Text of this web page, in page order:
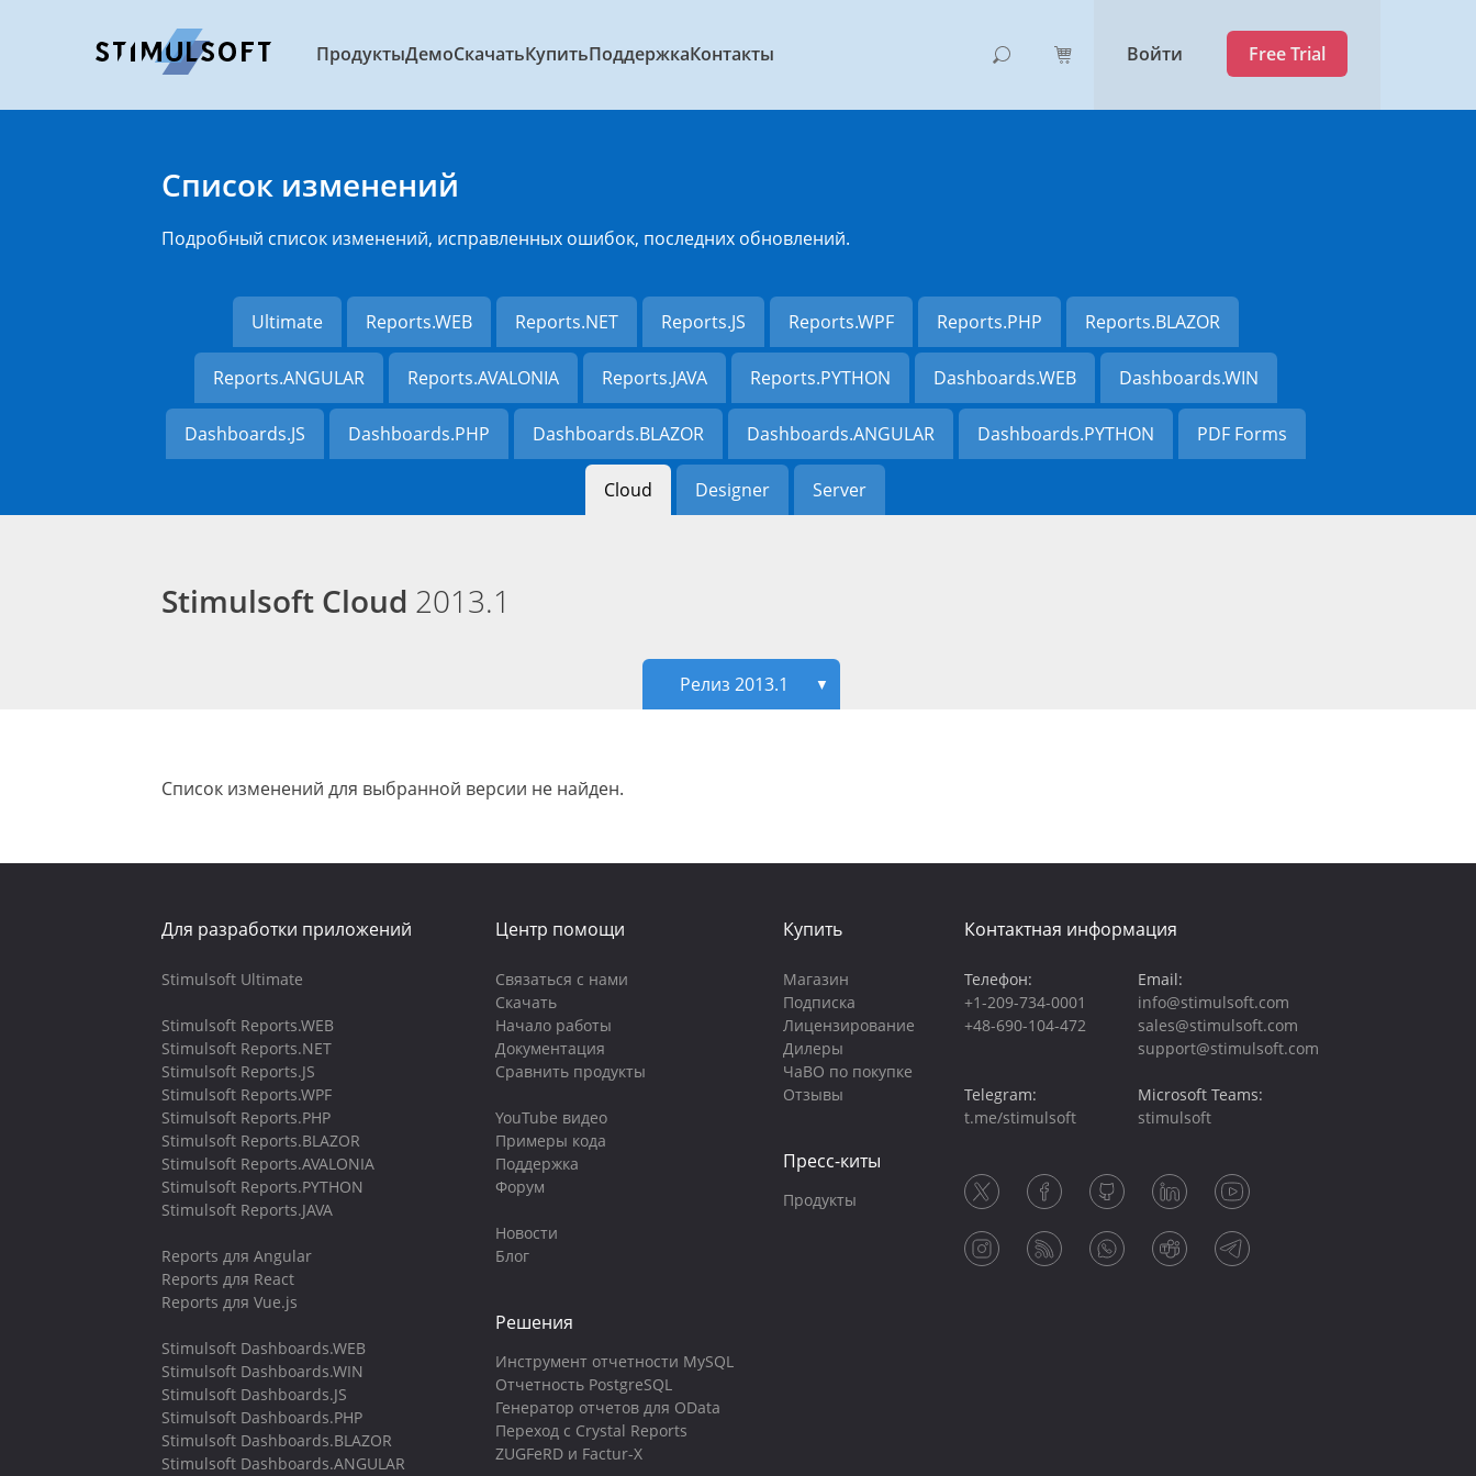
ПродуктыДемоСкачатьКупитьПоддержкаКонтакты Войти Free Trial
Список изменений
Подробный список изменений, исправленных ошибок, последних обновлений.
Ultimate Reports.WEB Reports.NET Reports.JS Reports.WPF Reports.PHP Reports.BLAZOR
Reports.ANGULAR Reports.AVALONIA Reports.JAVA Reports.PYTHON Dashboards.WEB Dashboards.WIN
Dashboards.JS Dashboards.PHP Dashboards.BLAZOR Dashboards.ANGULAR Dashboards.PYTHON PDF Forms
Cloud Designer Server
Stimulsoft Cloud 2013.1
Релиз 2013.1 ▼
Список изменений для выбранной версии не найден.
Для разработки приложений
Stimulsoft Ultimate
Stimulsoft Reports.WEB
Stimulsoft Reports.NET
Stimulsoft Reports.JS
Stimulsoft Reports.WPF
Stimulsoft Reports.PHP
Stimulsoft Reports.BLAZOR
Stimulsoft Reports.AVALONIA
Stimulsoft Reports.PYTHON
Stimulsoft Reports.JAVA
Reports для Angular
Reports для React
Reports для Vue.js
Stimulsoft Dashboards.WEB
Stimulsoft Dashboards.WIN
Stimulsoft Dashboards.JS
Stimulsoft Dashboards.PHP
Stimulsoft Dashboards.BLAZOR
Stimulsoft Dashboards.ANGULAR
Центр помощи
Связаться с нами
Скачать
Начало работы
Документация
Сравнить продукты
YouTube видео
Примеры кода
Поддержка
Форум
Новости
Блог
Решения
Инструмент отчетности MySQL
Отчетность PostgreSQL
Генератор отчетов для OData
Переход с Crystal Reports
ZUGFeRD и Factur-X
Купить
Магазин
Подписка
Лицензирование
Дилеры
ЧаВО по покупке
Отзывы
Пресс-киты
Продукты
Контактная информация
Телефон:
+1-209-734-0001
+48-690-104-472
Telegram:
t.me/stimulsoft
Email:
info@stimulsoft.com
sales@stimulsoft.com
support@stimulsoft.com
Microsoft Teams:
stimulsoft